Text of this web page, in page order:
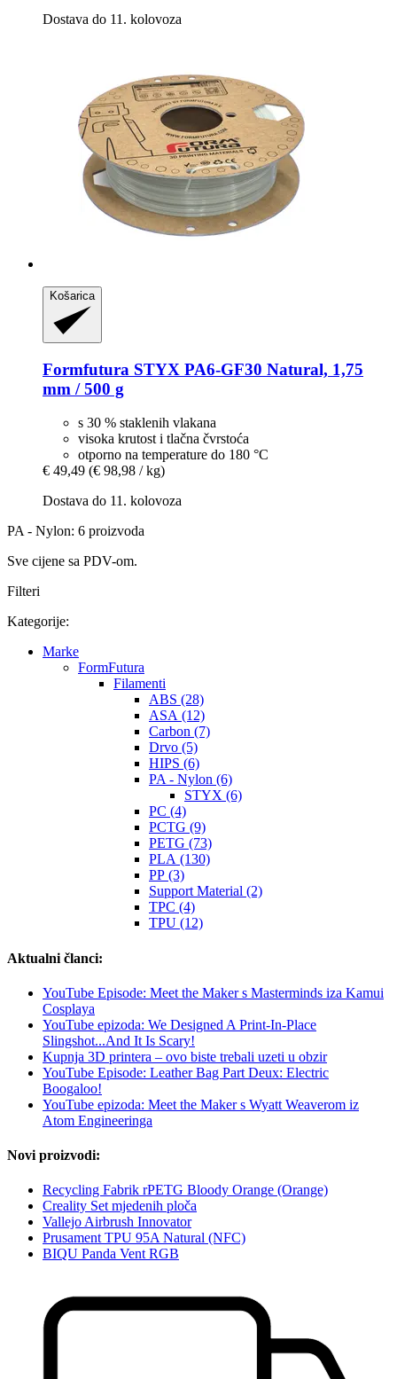
Dostava do 11. kolovoza
Košarica
Formfutura STYX PA6-​GF30 Natural, 1,75
mm / 500 g
s 30 % staklenih vlakana
visoka krutost i tlačna čvrstoća
otporno na temperature do 180 °C
€ 49,49 (€ 98,98 / kg)
Dostava do 11. kolovoza
PA - Nylon: 6 proizvoda
Sve cijene sa PDV-om.
Filteri
Kategorije:
Marke
FormFutura
Filamenti
ABS (28)
ASA (12)
Carbon (7)
Drvo (5)
HIPS (6)
PA - Nylon (6)
STYX (6)
PC (4)
PCTG (9)
PETG (73)
PLA (130)
PP (3)
Support Material (2)
TPC (4)
TPU (12)
Aktualni članci:
YouTube Episode: Meet the Maker s Masterminds iza Kamui
Cosplaya
YouTube epizoda: We Designed A Print-In-Place
Slingshot...And It Is Scary!
Kupnja 3D printera – ovo biste trebali uzeti u obzir
YouTube Episode: Leather Bag Part Deux: Electric
Boogaloo!
YouTube epizoda: Meet the Maker s Wyatt Weaverom iz
Atom Engineeringa
Novi proizvodi:
Recycling Fabrik rPETG Bloody Orange (Orange)
Creality Set mjedenih ploča
Vallejo Airbrush Innovator
Prusament TPU 95A Natural (NFC)
BIQU Panda Vent RGB